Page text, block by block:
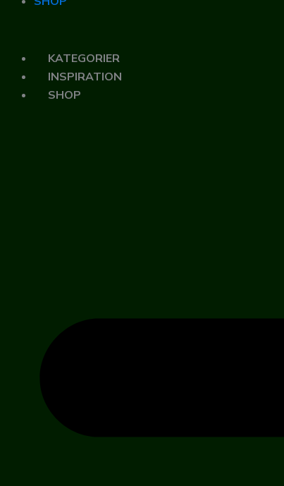
KATEGORIER
INSPIRATION
SHOP